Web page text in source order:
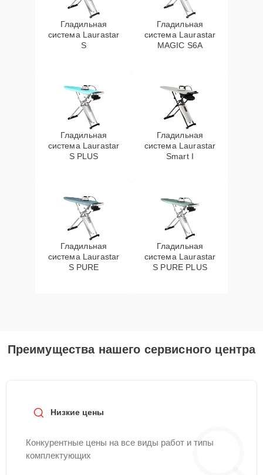
Гладильная
система Laurastar
S
Гладильная
система Laurastar
MAGIC S6A
Гладильная
система Laurastar
S PLUS
Гладильная
система Laurastar
Smart I
Гладильная
система Laurastar
S PURE
Гладильная
система Laurastar
S PURE PLUS
Преимущества нашего сервисного центра
Низкие цены
Конкурентные цены на все виды работ и типы
комплектующих